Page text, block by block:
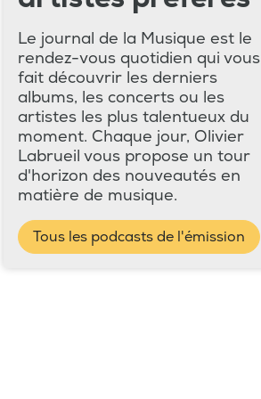
Le journal de la Musique est le
rendez-vous quotidien qui vous
fait découvrir les derniers
albums, les concerts ou les
artistes les plus talentueux du
moment. Chaque jour, Olivier
Labrueil vous propose un tour
d'horizon des nouveautés en
matière de musique.
Tous les podcasts de l'émission